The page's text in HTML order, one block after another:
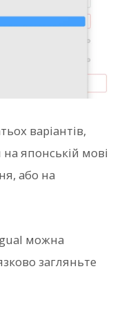
варіантів,
японській мові
або на
можна
загляньте